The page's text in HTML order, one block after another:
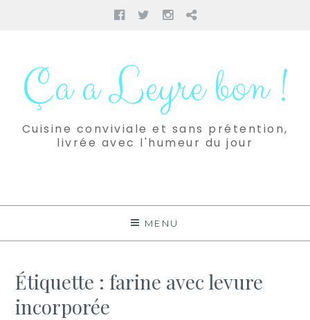
Facebook
TwitterInstagram
Pinterest
contenuÇa a Leyre bon !
Cuisine conviviale et sans prétention,
livrée avec l'humeur du jour
MENU
Étiquette :farine avec levure
incorporée